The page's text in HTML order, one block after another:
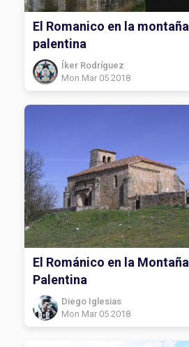
El Romanico en la montaña
palentina
Íker Rodríguez
Mon Mar 05 2018
El Románico en la Montaña
Palentina
Diego Iglesias
Mon Mar 05 2018